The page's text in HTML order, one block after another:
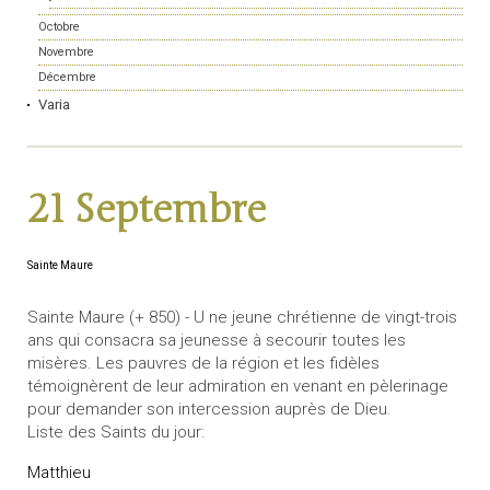
Octobre
Novembre
Décembre
Varia
21 Septembre
Sainte Maure
Sainte Maure (+ 850) - U ne jeune chrétienne de vingt-trois
ans qui consacra sa jeunesse à secourir toutes les
misères. Les pauvres de la région et les fidèles
témoignèrent de leur admiration en venant en pèlerinage
pour demander son intercession auprès de Dieu.
Liste des Saints du jour:
Matthieu